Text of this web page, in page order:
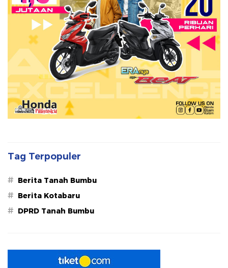
Tag Terpopuler
# Berita Tanah Bumbu
# Berita Kotabaru
# DPRD Tanah Bumbu